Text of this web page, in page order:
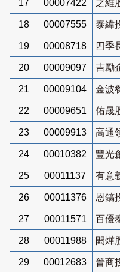
17 00007422 之維
18 00007555 泰緯
19 00008718 四季
20 00009097 吉勵
21 00009104 金波
22 00009651 佑晟
23 00009913 高通
24 00010382 豐光
25 00011137 有意
26 00011376 恩鎬
27 00011571 百優
28 00011988 閎燁
29 00012683 晉商